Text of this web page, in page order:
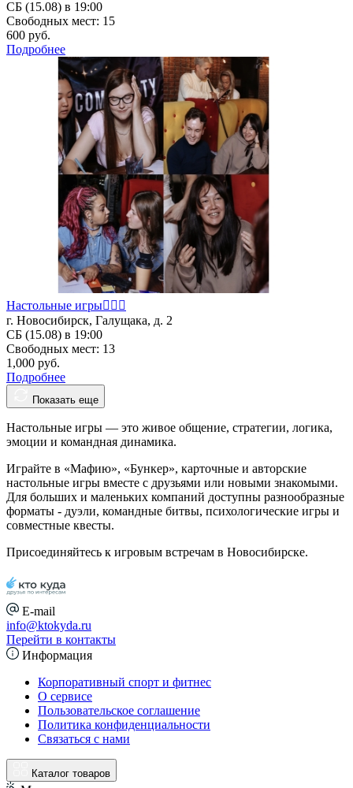
СБ (15.08) в 19:00
Свободных мест: 15
600 руб.
Подробнее
Настольные игры🤵🏻‍♀️
г. Новосибирск, Галущака, д. 2
СБ (15.08) в 19:00
Свободных мест: 13
1,000 руб.
Подробнее
Показать еще
Настольные игры — это живое общение, стратегии, логика,
эмоции и командная динамика.
Играйте в «Мафию», «Бункер», карточные и авторские
настольные игры вместе с друзьями или новыми знакомыми.
Для больших и маленьких компаний доступны разнообразные
форматы - дуэли, командные битвы, психологические игры и
совместные квесты.
Присоединяйтесь к игровым встречам в Новосибирске.
E-mail
info@ktokyda.ru
Перейти в контакты
Информация
Корпоративный спорт и фитнес
О сервисе
Пользовательское соглашение
Политика конфиденциальности
Связаться с нами
Каталог товаров